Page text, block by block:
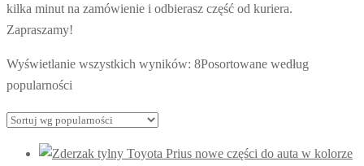
kilka minut na zamówienie i odbierasz część od kuriera.
Zapraszamy!
Wyświetlanie wszystkich wyników: 8Posortowane według
popularności